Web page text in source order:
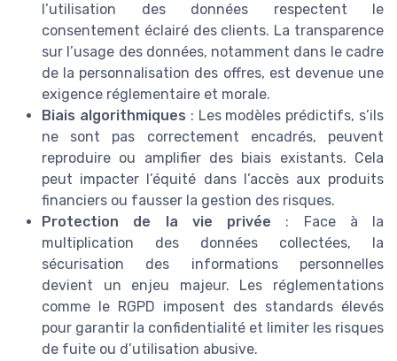
l’utilisation des données respectent le
consentement éclairé des clients. La transparence
sur l’usage des données, notamment dans le cadre
de la personnalisation des offres, est devenue une
exigence réglementaire et morale.
Biais algorithmiques : Les modèles prédictifs, s’ils
ne sont pas correctement encadrés, peuvent
reproduire ou amplifier des biais existants. Cela
peut impacter l’équité dans l’accès aux produits
financiers ou fausser la gestion des risques.
Protection de la vie privée : Face à la
multiplication des données collectées, la
sécurisation des informations personnelles
devient un enjeu majeur. Les réglementations
comme le RGPD imposent des standards élevés
pour garantir la confidentialité et limiter les risques
de fuite ou d’utilisation abusive.